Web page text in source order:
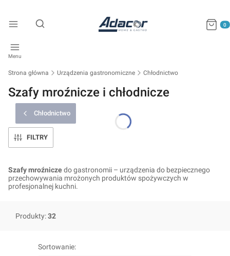
Otwórz wyszukiwarkę
Menu
Strona główna Urządzenia gastronomiczne Chłodnictwo
Szafy mroźnicze i chłodnicze
Chłodnictwo
FILTRY
Szafy mroźniczedo gastronomii – urządzenia do bezpiecznego
przechowywania mrożonych produktów spożywczych w
profesjonalnej kuchni.
Produkty:32
Sortowanie: